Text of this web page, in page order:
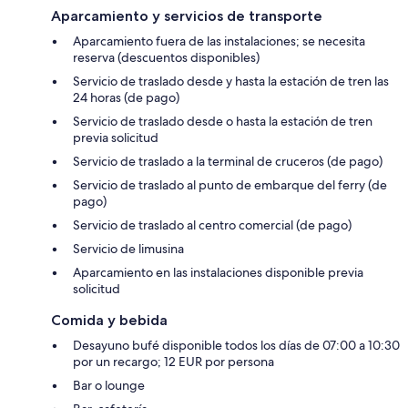
Aparcamiento y servicios de transporte
Aparcamiento fuera de las instalaciones; se necesita
reserva (descuentos disponibles)
Servicio de traslado desde y hasta la estación de tren las
24 horas (de pago)
Servicio de traslado desde o hasta la estación de tren
previa solicitud
Servicio de traslado a la terminal de cruceros (de pago)
Servicio de traslado al punto de embarque del ferry (de
pago)
Servicio de traslado al centro comercial (de pago)
Servicio de limusina
Aparcamiento en las instalaciones disponible previa
solicitud
Comida y bebida
Desayuno bufé disponible todos los días de 07:00 a 10:30
por un recargo; 12 EUR por persona
Bar o lounge